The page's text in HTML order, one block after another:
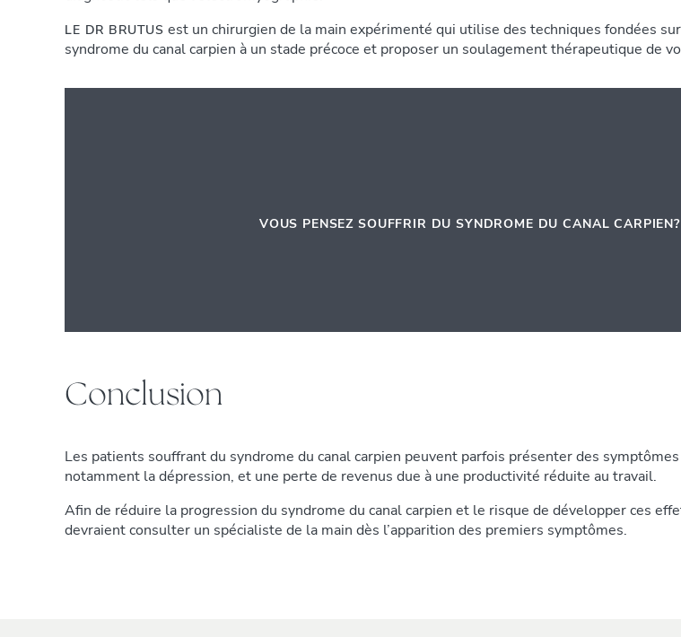
LE DR BRUTUS est un chirurgien de la main expérimenté qui utilise des techniques fondées
syndrome du canal carpien à un stade précoce et proposer un soulagement thérapeutique de
VOUS PENSEZ SOUFFRIR DU SYNDROME DU CANAL CARPIEN?
Conclusion
Les patients souffrant du syndrome du canal carpien peuvent parfois présenter des
notamment la dépression, et une perte de revenus due à une productivité réduite au travail.
Afin de réduire la progression du syndrome du canal carpien et le risque de développer ces
devraient consulter un spécialiste de la main dès l’apparition des premiers symptômes.